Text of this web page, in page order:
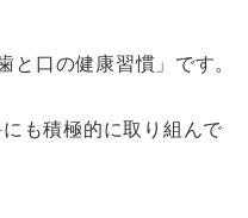
と口の健康習慣」です。
も積極的に取り組んで